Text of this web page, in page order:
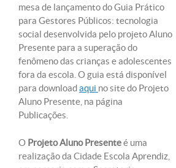
mesa de lançamento do Guia Prático
para Gestores Públicos: tecnologia
social desenvolvida pelo projeto Aluno
Presente para a superação do
fenômeno das crianças e adolescentes
fora da escola. O guia está disponível
para downloadaqui no site do Projeto
Aluno Presente, na página
Publicações.
O Projeto Aluno Presenteé uma
realização da Cidade Escola Aprendiz,